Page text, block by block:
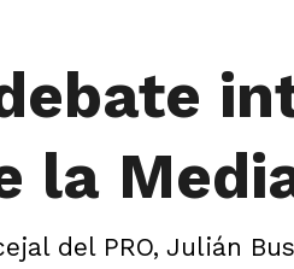
la
del PRO, Julián